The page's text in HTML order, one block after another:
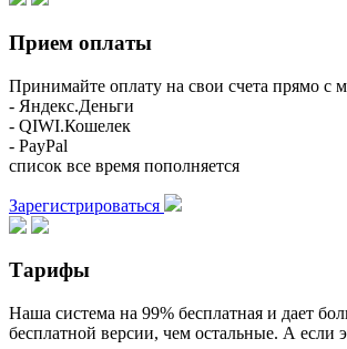
Прием оплаты
Принимайте оплату на свои счета прямо с
- Яндекс.Деньги
- QIWI.Кошелек
- PayPal
список все время пополняется
Зарегистрироваться
Тарифы
Наша система на 99% бесплатная и дает
бесплатной версии, чем остальные. А если